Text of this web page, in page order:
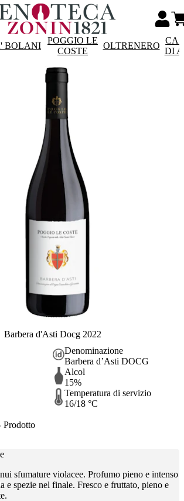
BOLANI
POGGIO LE
COSTE
OLTRENERO
DI
Barbera d'Asti Docg 2022
Denominazione
Barbera d’Asti DOCG
Alcol
15%
Temperatura di servizio
16/18 °C
Prodotto
sfumature violacee. Profumo pieno e intenso
e spezie nel finale. Fresco e fruttato, pieno e